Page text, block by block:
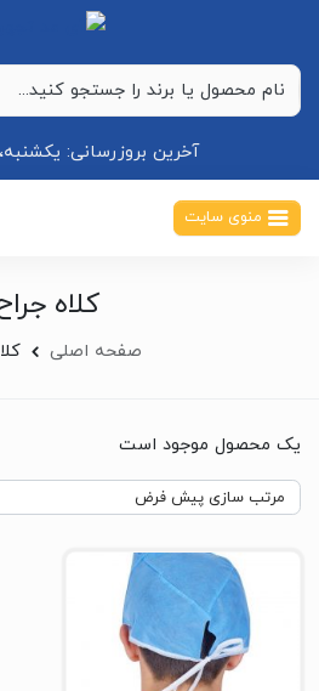
آخرین بروزرسانی: یکشنبه، ۱۱ مرداد ۱۴۰۵
منوی سایت
کلاه
صفحه اصلی
یک محصول موجود است